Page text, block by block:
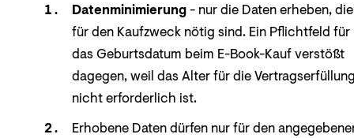
Datenminimierung- nur die Daten erheben, die
für den Kaufzweck nötig sind. Ein Pflichtfeld für
das Geburtsdatum beim E-Book-Kauf verstößt
dagegen, weil das Alter für die
nicht erforderlich ist.
Erhobene Daten dürfen nur für den